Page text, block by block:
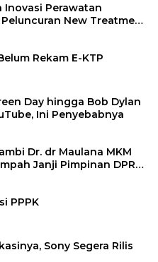
Inovasi Perawatan
New Treatment
Rekam E-KTP
Day hingga Bob Dylan
Ini Penyebabnya
Dr. dr Maulana MKM
Janji Pimpinan DPRD
PPPK
Sony Segera Rilis